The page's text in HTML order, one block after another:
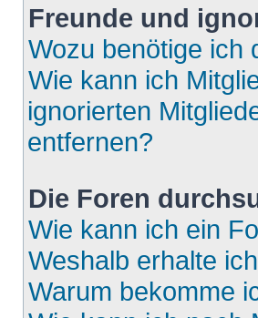
Freunde und
Wozu benötige ich
Wie kann ich
ignorierten
entfernen?
Die Foren
Wie kann ich ein
Weshalb erhalte
Warum bekomme